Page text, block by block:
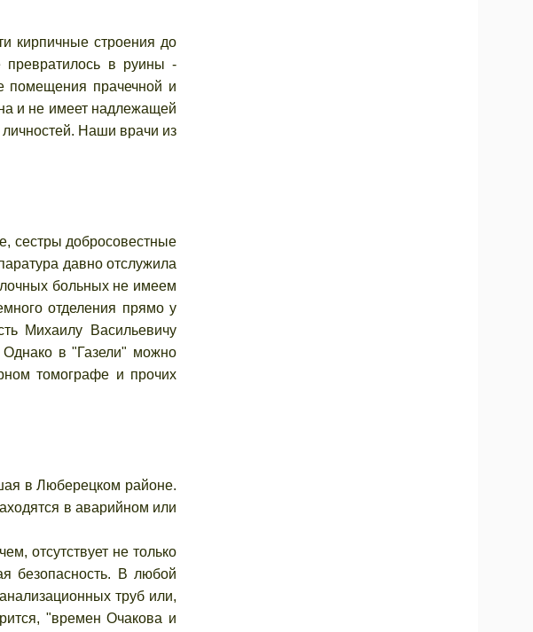
кирпичные строения до
превратилось в руины -
помещения прачечной и
и не имеет надлежащей
Наши врачи из
сестры добросовестные
давно отслужила
больных не имеем
отделения прямо у
Михаилу Васильевичу
Однако в "Газели" можно
томографе и прочих
в Люберецком районе.
в аварийном или
отсутствует не только
безопасность. В любой
труб или,
"времен Очакова и